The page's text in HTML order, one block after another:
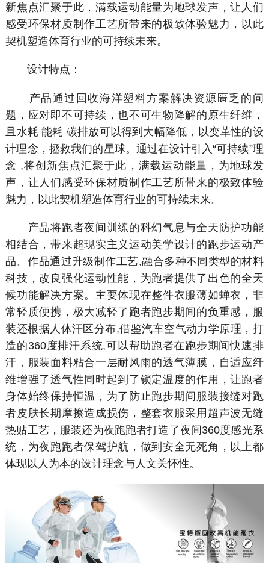
新焦点汇聚于此，满载运动能量为地球发声，让人们
感受环保材质制作工艺所带来的极致体验魅力，以此
契机塑造体育行业的可持续未来。
设计特点：
产品通过回收海洋塑料方案解决资源匮乏的问
题，应对即不可持续，也不可生物降解的原生纤维，
且水耗 能耗 碳排放可以得到大幅降低，以变革性的设
计理念，拯救我们的星球。通过在设计引入“可持续”理
念 ,将创新焦点汇聚于此，满载运动能量，为地球发
声，让人们感受环保材质制作工艺所带来的极致体验
魅力，以此契机塑造体育行业的可持续未来。
产品将跑者夜间训练的科幻气息与全天防护功能
相结合，带来超现实主义运动美学设计的跑步运动产
品。作品通过升级制作工艺,融合多种不同类型的材料
科技，改良强化运动性能，为跑者提供了出色的全天
候功能解决方案。主要体现在整件衣服薄如蝉衣，非
常轻质便携，极大减轻了跑者跑步期间的负重感，服
装还根据人体汗区分布,借鉴汽车空气动力学原理，打
造的360度排汗系统,可以帮助跑者在跑步期间快速排
汗，服装面料粘合一层耐风雨的透气薄膜，自适应纤
维增强了透气性同时起到了锁定温度的作用，让跑者
身体始终保持恒温，为了防止跑步期间服装接缝对跑
者皮肤长期摩擦造成损伤，整套衣服采用超声波无缝
热贴工艺，服装还为夜跑跑者打造了夜间360度感光系
统，为夜跑跑者保驾护航，做到安全无死角，以上都
体现以人为本的设计理念与人文关怀性。